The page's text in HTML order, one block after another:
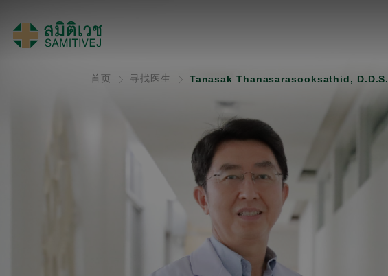
首页 寻找医生 Tanasak Thanasarasooksathid, D.D.S.